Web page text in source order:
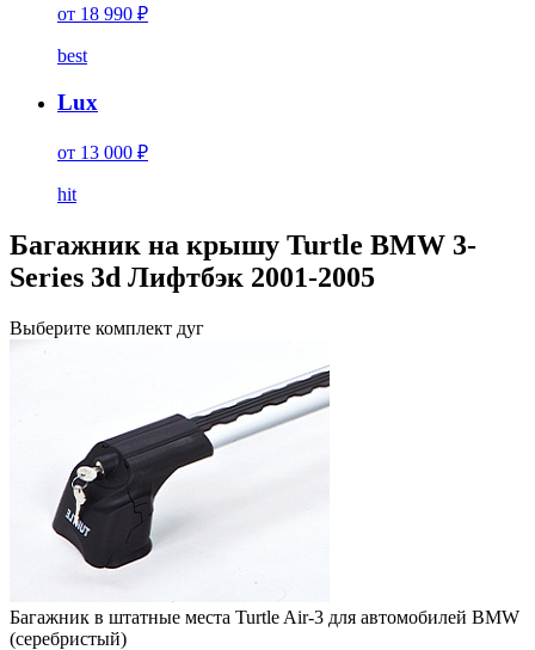
от 18 990 ₽
best
Lux
от 13 000 ₽
hit
Багажник на крышу Turtle BMW 3-
Series 3d Лифтбэк 2001-2005
Выберите комплект дуг
Багажник в штатные места Turtle Air-3 для автомобилей BMW
(серебристый)